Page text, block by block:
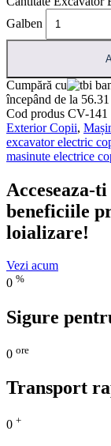
Galben
Cumpără cu
începând de la
Cod produs CV-141
Exterior Copii,
excavator electric
masinute electrice
Acceseaza-
beneficiile
loializare!
Vezi acum
0 %
Sigure
0 ore
Transport
0 +